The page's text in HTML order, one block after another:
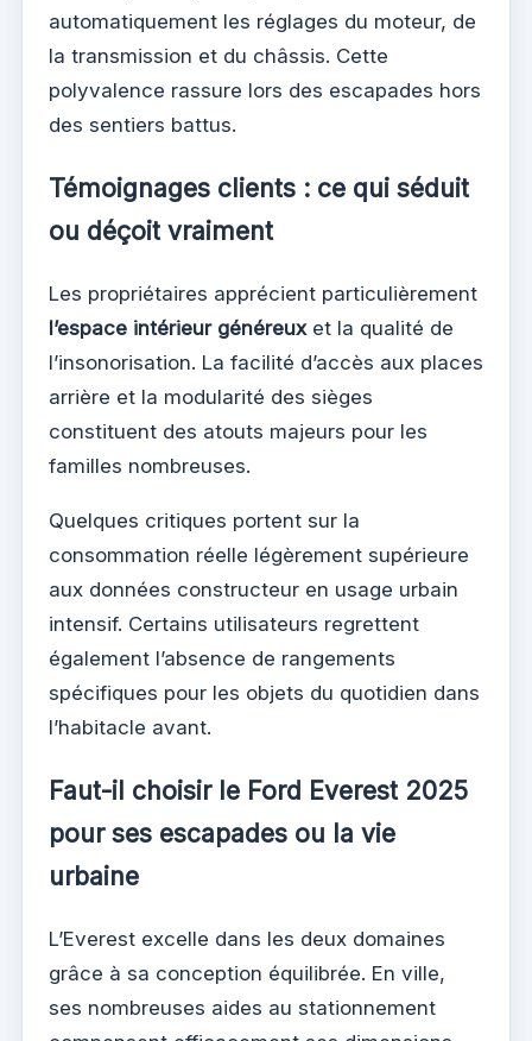
automatiquement les réglages du moteur, de
la transmission et du châssis. Cette
polyvalence rassure lors des escapades hors
des sentiers battus.
Témoignages clients : ce qui séduit
ou déçoit vraiment
Les propriétaires apprécient particulièrement
l’espace intérieur généreuxet la qualité de
l’insonorisation. La facilité d’accès aux places
arrière et la modularité des sièges
constituent des atouts majeurs pour les
familles nombreuses.
Quelques critiques portent sur la
consommation réelle légèrement supérieure
aux données constructeur en usage urbain
intensif. Certains utilisateurs regrettent
également l’absence de rangements
spécifiques pour les objets du quotidien dans
l’habitacle avant.
Faut-il choisir le Ford Everest 2025
pour ses escapades ou la vie
urbaine
L’Everest excelle dans les deux domaines
grâce à sa conception équilibrée. En ville,
ses nombreuses aides au stationnement